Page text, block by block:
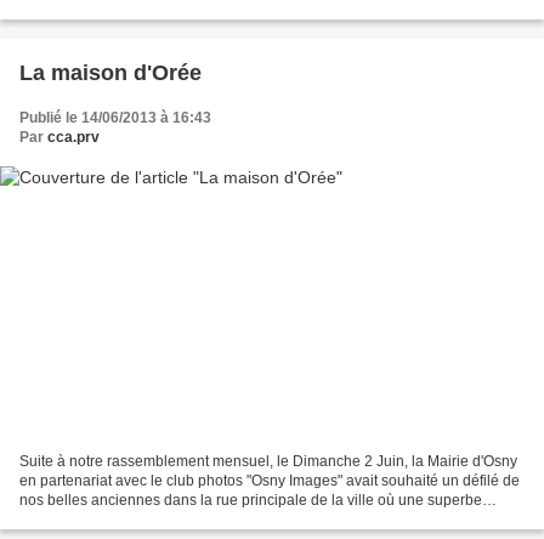
La maison d'Orée
Publié le 14/06/2013 à 16:43
Par cca.prv
Suite à notre rassemblement mensuel, le Dimanche 2 Juin, la Mairie d'Osny
en partenariat avec le club photos "Osny Images" avait souhaité un défilé de
nos belles anciennes dans la rue principale de la ville où une superbe